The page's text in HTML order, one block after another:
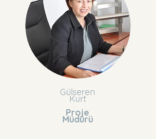
Gülseren
Kurt
Proje
Müdürü